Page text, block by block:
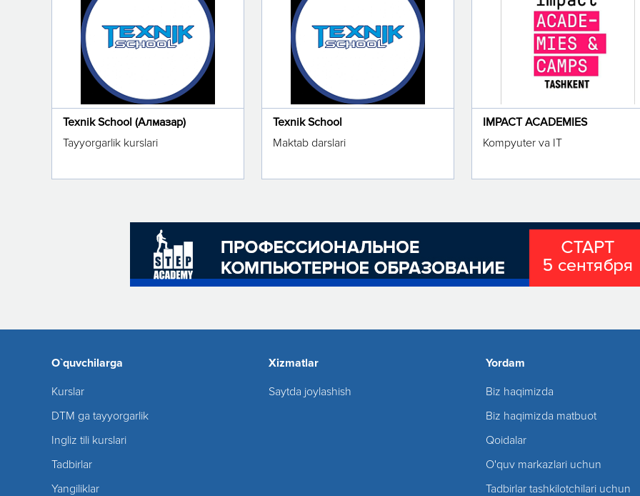
Texnik School (Алмазар)
Tayyorgarlik kurslari
Texnik School
Maktab darslari
IMPACT ACADEMIES
Kompyuter va IT
O`quvchilarga
Kurslar
DTM ga tayyorgarlik
Ingliz tili kurslari
Tadbirlar
Yangiliklar
Xizmatlar
Saytda joylashish
Yordam
Biz haqimizda
Biz haqimizda matbuot
Qoidalar
O'quv markazlari uchun
Tadbirlar tashkilotchilari uchun